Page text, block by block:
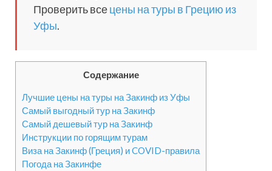
Проверить всецены на туры в Грецию из
Уфы.
Содержание
Лучшие цены на туры на Закинф из Уфы
Самый выгодный тур на Закинф
Самый дешевый тур на Закинф
Инструкции по горящим турам
Виза на Закинф (Греция) и COVID-правила
Погода на Закинфе